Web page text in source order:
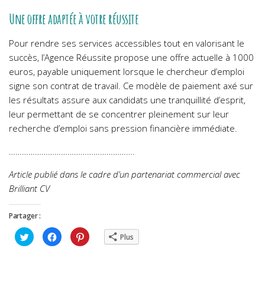
Une offre adaptée à votre réussite
Pour rendre ses services accessibles tout en valorisant le
succès, l’Agence Réussite propose une offre actuelle à 1000
euros, payable uniquement lorsque le chercheur d’emploi
signe son contrat de travail. Ce modèle de paiement axé sur
les résultats assure aux candidats une tranquillité d’esprit,
leur permettant de se concentrer pleinement sur leur
recherche d’emploi sans pression financière immédiate.
………………………………………………….
Article publié dans le cadre d’un partenariat commercial avec
Brilliant CV
Partager :
Cliquez
pour
partager
Cliquez
pour
partager
Cliquez
pour Plus